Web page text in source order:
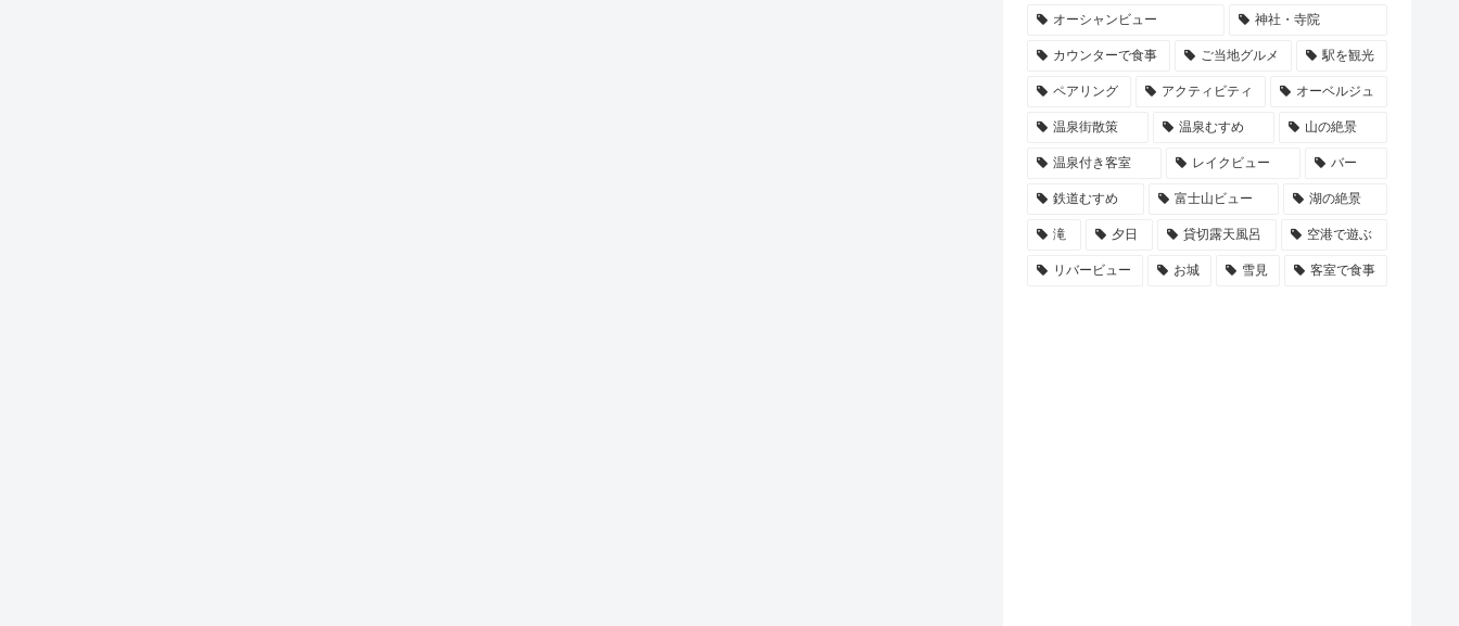
オーシャンビュー 神社・寺院
カウンターで食事 ご当地グルメ 駅を観光
ペアリング アクティビティ オーベルジュ
温泉街散策 温泉むすめ 山の絶景
温泉付き客室 レイクビュー バー
鉄道むすめ 富士山ビュー 湖の絶景
滝 夕日 貸切露天風呂 空港で遊ぶ
リバービュー お城 雪見 客室で食事